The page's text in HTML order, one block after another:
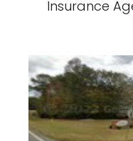
Insurance